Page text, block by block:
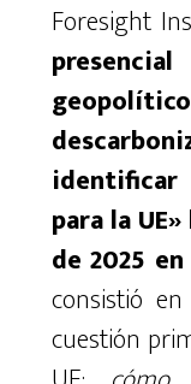
Foresight
para la
de 2025
consistió
cuestión